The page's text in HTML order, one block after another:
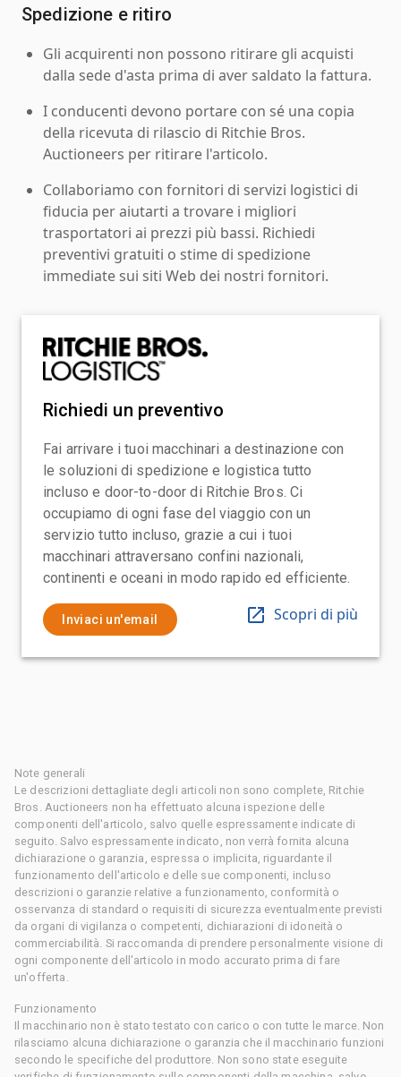
Spedizione e ritiro
Gli acquirenti non possono ritirare gli acquisti
dalla sede d'asta prima di aver saldato la fattura.
I conducenti devono portare con sé una copia
della ricevuta di rilascio di Ritchie Bros.
Auctioneers per ritirare l'articolo.
Collaboriamo con fornitori di servizi logistici di
fiducia per aiutarti a trovare i migliori
trasportatori ai prezzi più bassi. Richiedi
preventivi gratuiti o stime di spedizione
immediate sui siti Web dei nostri fornitori.
Richiedi un preventivo
Fai arrivare i tuoi macchinari a destinazione con
le soluzioni di spedizione e logistica tutto
incluso e door-to-door di Ritchie Bros. Ci
occupiamo di ogni fase del viaggio con un
servizio tutto incluso, grazie a cui i tuoi
macchinari attraversano confini nazionali,
continenti e oceani in modo rapido ed efficiente.
Inviaci un'email Scopri di più
Note generali
Le descrizioni dettagliate degli articoli non sono complete, Ritchie
Bros. Auctioneers non ha effettuato alcuna ispezione delle
componenti dell'articolo, salvo quelle espressamente indicate di
seguito. Salvo espressamente indicato, non verrà fornita alcuna
dichiarazione o garanzia, espressa o implicita, riguardante il
funzionamento dell'articolo e delle sue componenti, incluso
descrizioni o garanzie relative a funzionamento, conformità o
osservanza di standard o requisiti di sicurezza eventualmente previsti
da organi di vigilanza o competenti, dichiarazioni di idoneità o
commerciabilità. Si raccomanda di prendere personalmente visione di
ogni componente dell'articolo in modo accurato prima di fare
un'offerta.
Funzionamento
Il macchinario non è stato testato con carico o con tutte le marce. Non
rilasciamo alcuna dichiarazione o garanzia che il macchinario funzioni
secondo le specifiche del produttore. Non sono state eseguite